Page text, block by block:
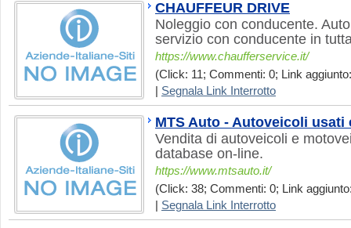
CHAUFFEUR DRIVE
Noleggio con conducente.
servizio con conducente in
https://www.chaufferservice.it/
(Click: 11; Commenti: 0; Link
Segnala Link Interrotto
MTS Auto - Autoveicoli usati
Vendita di autoveicoli e
database on-line.
https://www.mtsauto.it/
(Click: 38; Commenti: 0; Link
Segnala Link Interrotto